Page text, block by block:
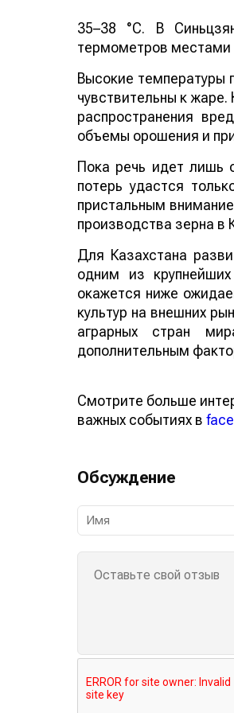
35–38 °C. В
термометров местами
Высокие температуры
чувствительны к
распространения
объемы орошения и
Пока речь идет лишь
потерь удастся
пристальным
производства зерна в
Для Казахстана
одним из
окажется ниже
культур на внешних
аграрных стран
дополнительным
Смотрите больше
важных событиях в
Обсуждение